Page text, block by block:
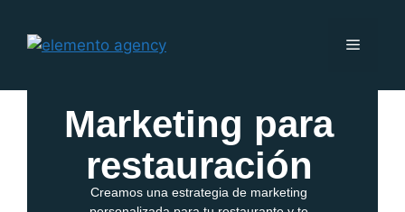
Marketing para
restauración
Creamos una estrategia de marketing